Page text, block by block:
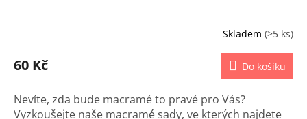
Skladem (>5 ks)
60 Kč Do košíku
Nevíte, zda bude macramé to pravé pro Vás?
Vyzkoušejte naše macramé sady, ve kterých najdete